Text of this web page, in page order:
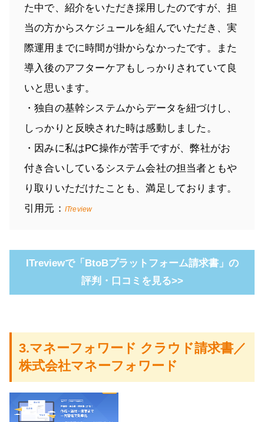
た中で、紹介をいただき採用したのですが、担
当の方からスケジュールを組んでいただき、実
際運用までに時間が掛からなかったです。また
導入後のアフターケアもしっかりされていて良
いと思います。
・独自の基幹システムからデータを紐づけし、
しっかりと反映された時は感動しました。
・因みに私はPC操作が苦手ですが、弊社がお
付き合いしているシステム会社の担当者ともや
り取りいただけたことも、満足しております。
引用元： ITreview
ITreviewで「BtoBプラットフォーム請求書」の
評判・口コミを見る>>
3.マネーフォワード クラウド請求書／
株式会社マネーフォワード